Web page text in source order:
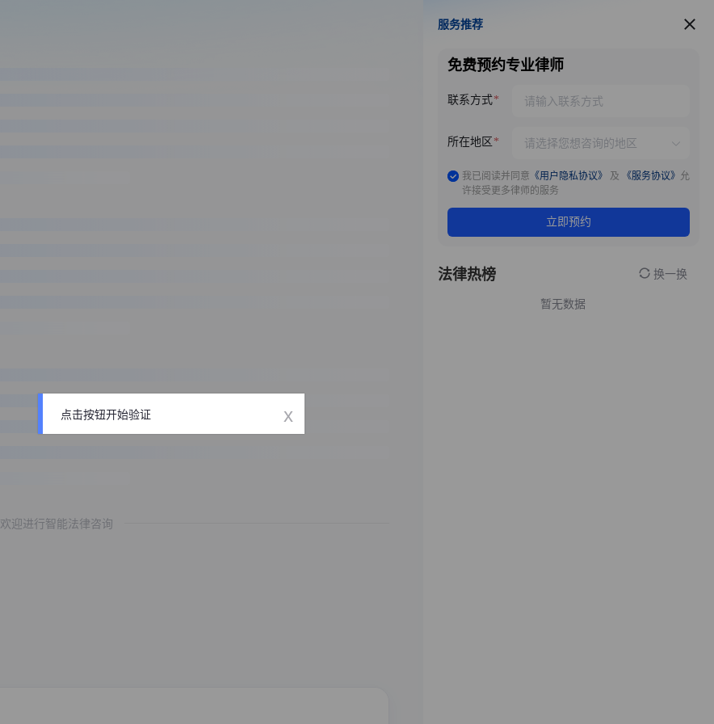
欢迎进行智能法律咨询
服务推荐
服务推荐
免费预约专业律师
联系方式
所在地区
我已阅读并同意 《用户隐私协议》 及 《服务协议》 允
许接受更多律师的服务
立即预约
法律热榜 换一换
暂无数据
点击按钮开始验证 x